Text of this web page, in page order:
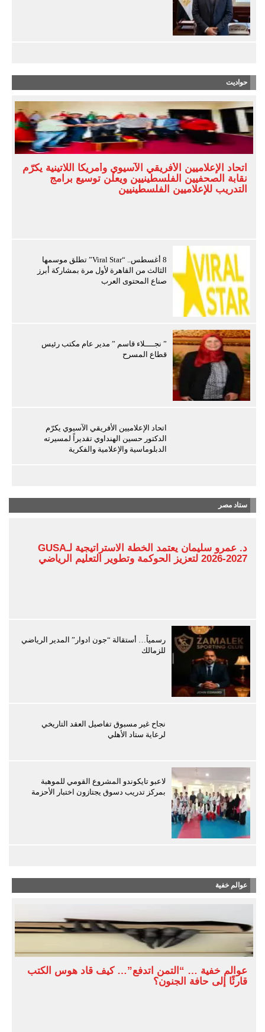
حواديت
اتحاد الإعلاميين الأفريقي الآسيوي وأمريكا اللاتينية يكرّم
نقابة الصحفيين الفلسطينيين ويعلن توسيع برامج
التدريب للإعلاميين الفلسطينيين
8 أغسطس.. “Viral Star” تطلق موسمها
الثالث من القاهرة لأول مرة بمشاركة أبرز
صناع المحتوى العرب
” نجــــلاء قاسم ” مدير عام مكتب رئيس
قطاع المسرح
اتحاد الإعلاميين الأفريقي الآسيوي يكرّم
الدكتور حسين الهنداوي تقديراً لمسيرته
الدبلوماسية والإعلامية والفكرية
ستاد مصر
د. عمرو سليمان يعتمد الخطة الاستراتيجية لـGUSA
2026-2027 لتعزيز الحوكمة وتطوير التعليم الرياضي
رسمياً… أستقالة “جون ادوار” المدير الرياضي
للزمالك
نجاح غير مسبوق تفاصيل العقد التاريخي
لرعاية ستاد الأهلي
لاعبو تايكوندو المشروع القومي للموهبة
بمركز تدريب دسوق يجتازون اختبار الأحزمة
عوالم خفية
عوالم خفية … “التمن اتدفع”… كيف قاد هوس الكتب
قارئًا إلى حافة الجنون؟